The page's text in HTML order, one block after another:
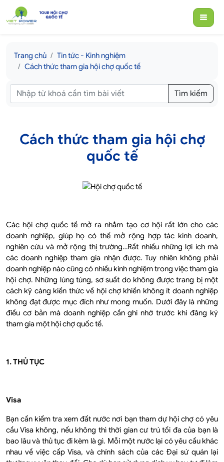
Trang chủ
Tin tức - Kinh nghiệm
Cách thức tham gia hội chợ quốc tế
Tìm kiếm
Cách thức tham gia hội chợ
quốc tế
Các hội chợ quốc tế mở ra nhằm tạo cơ hội rất lớn cho các
doanh nghiệp, giúp họ có thể mở rộng hợp tác kinh doanh,
nghiên cứu và mở rộng thị trường…Rất nhiều những lợi ích mà
các doanh nghiệp tham gia nhận được. Tuy nhiên không phải
doanh nghiệp nào cũng có nhiều kinh nghiệm trong việc tham gia
hội chợ. Những lúng túng, sơ suất do không được trang bị một
cách kỹ càng kiến thức về hội chợ khiến không ít doanh nghiệp
không đạt được mục đích như mong muốn. Dưới đây là những
điều cơ bản mà doanh nghiệp cần ghi nhớ trước khi đăng ký
tham gia một hội chợ quốc tế.
1. THỦ TỤC
Visa
Bạn cần kiểm tra xem đất nước nơi bạn tham dự hội chợ có yêu
cầu Visa không, nếu không thì thời gian cư trú tối đa của bạn là
bao lâu và thủ tục đi kèm là gì. Mỗi một nước lại có yêu cầu khác
nhau về việc cấp Visa, và chính sách của các Đại sứ quán lại